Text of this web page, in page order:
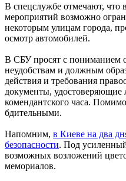
В спецслужбе отмечают, что
мероприятий возможно
некоторым улицам города,
осмотр автомобилей.
В СБУ просят с пониманием
неудобствам и должным
действия и требования
документы, удостоверяющие
комендантского часа.
бдительными.
Напомним, в Киеве на два
безопасности. Под усиленный
возможных возложений
мемориалов.